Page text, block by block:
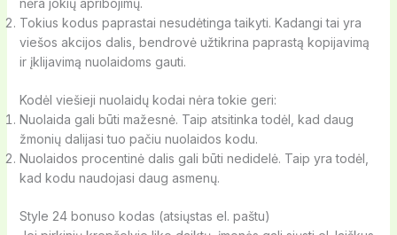
nėra jokių apribojimų.
Tokius kodus paprastai nesudėtinga taikyti. Kadangi tai yra
viešos akcijos dalis, bendrovė užtikrina paprastą kopijavimą
ir įklijavimą nuolaidoms gauti.
Kodėl viešieji nuolaidų kodai nėra tokie geri:
Nuolaida gali būti mažesnė. Taip atsitinka todėl, kad daug
žmonių dalijasi tuo pačiu nuolaidos kodu.
Nuolaidos procentinė dalis gali būti nedidelė. Taip yra todėl,
kad kodu naudojasi daug asmenų.
Style 24 bonuso kodas (atsiųstas el. paštu)